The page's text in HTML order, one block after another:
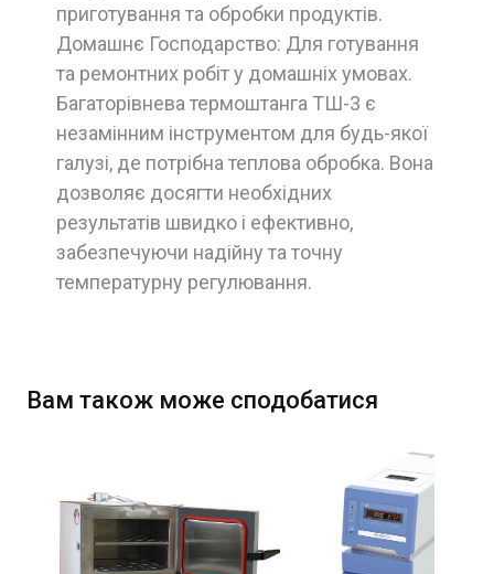
приготування та обробки продуктів.
Домашнє Господарство: Для готування
та ремонтних робіт у домашніх умовах.
Багаторівнева термоштанга ТШ-3 є
незамінним інструментом для будь-якої
галузі, де потрібна теплова обробка. Вона
дозволяє досягти необхідних
результатів швидко і ефективно,
забезпечуючи надійну та точну
температурну регулювання.
Вам також може сподобатися